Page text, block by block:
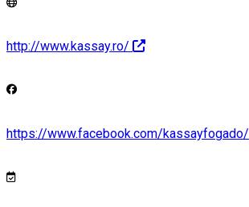
http://www.kassay.ro/
https://www.facebook.com/kassayfogado/